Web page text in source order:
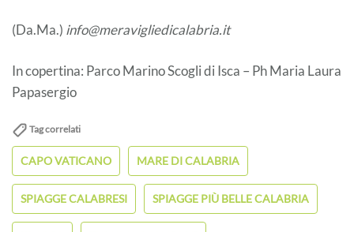
(Da.Ma.) info@meravigliedicalabria.it
In copertina: Parco Marino Scogli di Isca – Ph Maria Laura
Papasergio
Tag correlati
CAPO VATICANO MARE DI CALABRIA
SPIAGGE CALABRESI SPIAGGE PIÙ BELLE CALABRIA